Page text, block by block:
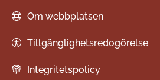
Om webbplatsen
Tillgänglighetsredogörelse
Integritetspolicy